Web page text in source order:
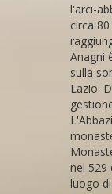
l'arci-
circa
Anagni
sulla
Lazio.
nel 529
luogo